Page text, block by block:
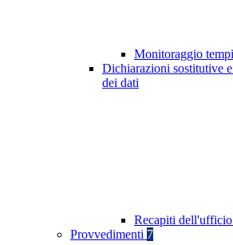
Monitoraggio
Dichiarazioni sostitutive
dei dati
Recapiti dell'ufficio
Provvedimenti 7